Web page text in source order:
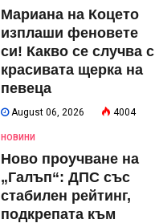
Мариана на Коцето
изплаши феновете
си! Какво се случва с
красивата щерка на
певеца
August 06, 2026 4004
НОВИНИ
Ново проучване на
„Галъп“: ДПС със
стабилен рейтинг,
подкрепата към